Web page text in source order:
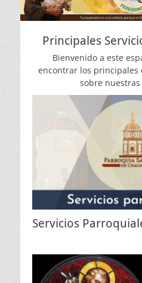
Principales
Bienvenido a este
encontrar los principales
sobre
Servicios